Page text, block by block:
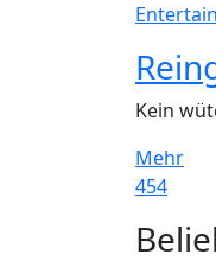
Kein
Mehr
454
Widgets